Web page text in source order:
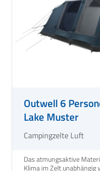
Outwell 6
Lake Muster
Campingzelte Luft
Das atmungsaktive